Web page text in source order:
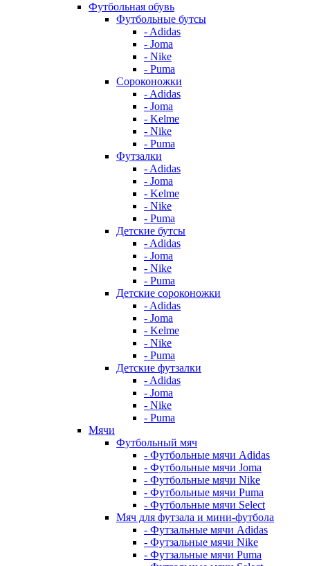
Футбольная обувь
Футбольные бутсы
- Adidas
- Joma
- Nike
- Puma
Сороконожки
- Adidas
- Joma
- Kelme
- Nike
- Puma
Футзалки
- Adidas
- Joma
- Kelme
- Nike
- Puma
Детские бутсы
- Adidas
- Joma
- Nike
- Puma
Детские сороконожки
- Adidas
- Joma
- Kelme
- Nike
- Puma
Детские футзалки
- Adidas
- Joma
- Nike
- Puma
Мячи
Футбольный мяч
- Футбольные мячи Adidas
- Футбольные мячи Joma
- Футбольные мячи Nike
- Футбольные мячи Puma
- Футбольные мячи Select
Мяч для футзала и мини-футбола
- Футзальные мячи Adidas
- Футзальные мячи Nike
- Футзальные мячи Puma